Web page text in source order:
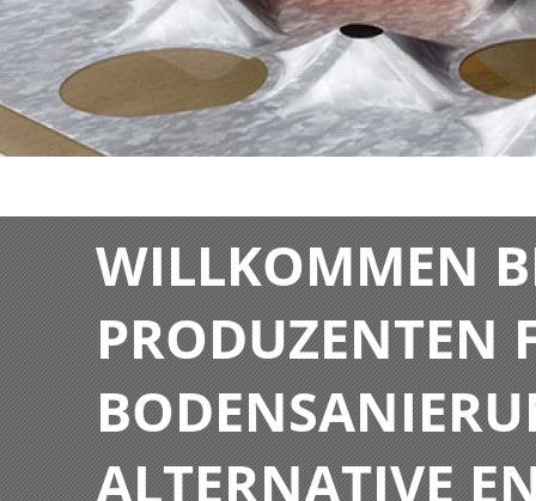
WILLKOMMEN
PRODUZENTEN
ALTERNATIVE